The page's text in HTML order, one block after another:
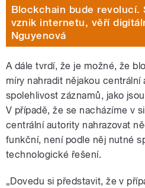
Blockchain bude revolucí.
vznik internetu, věří
Nguyenová
A dále tvrdí, že je možné, že
míry nahradit nějakou
spolehlivost záznamů, jako
V případě, že se nacházíme v
centrální autority nahrazovat
funkční, není podle něj nutné
technologické řešení.
„Dovedu si představit, že v